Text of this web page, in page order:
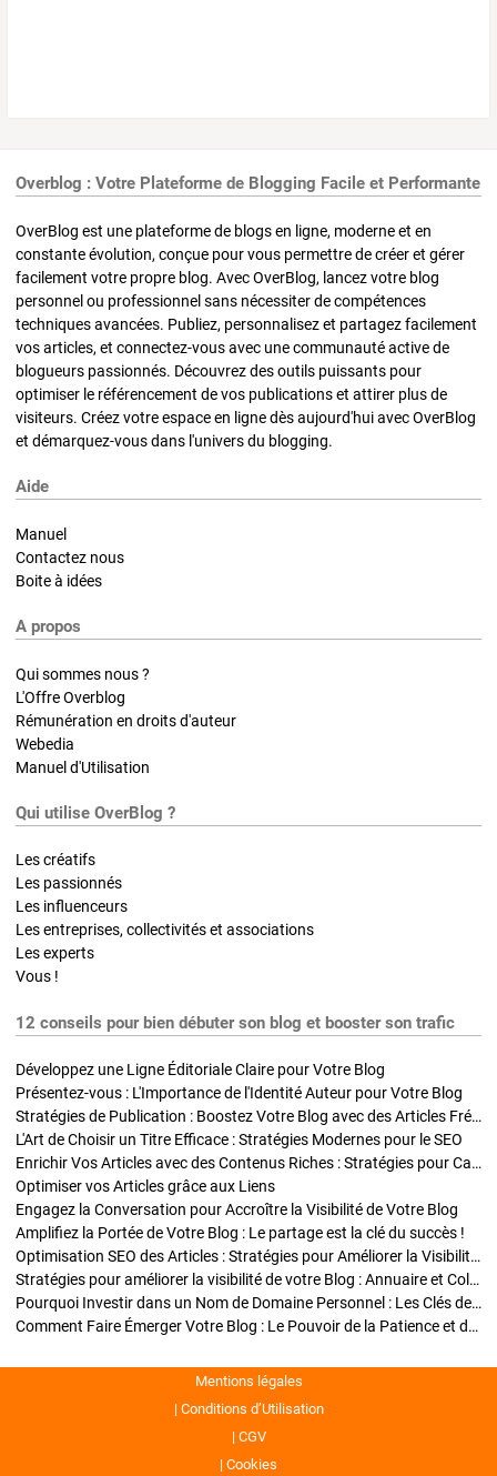
Overblog : Votre Plateforme de Blogging Facile et Performante
OverBlog est une plateforme de blogs en ligne, moderne et en
constante évolution, conçue pour vous permettre de créer et gérer
facilement votre propre blog. Avec OverBlog, lancez votre blog
personnel ou professionnel sans nécessiter de compétences
techniques avancées. Publiez, personnalisez et partagez facilement
vos articles, et connectez-vous avec une communauté active de
blogueurs passionnés. Découvrez des outils puissants pour
optimiser le référencement de vos publications et attirer plus de
visiteurs. Créez votre espace en ligne dès aujourd'hui avec OverBlog
et démarquez-vous dans l'univers du blogging.
Aide
Manuel
Contactez nous
Boite à idées
A propos
Qui sommes nous ?
L'Offre Overblog
Rémunération en droits d'auteur
Webedia
Manuel d'Utilisation
Qui utilise OverBlog ?
Les créatifs
Les passionnés
Les influenceurs
Les entreprises, collectivités et associations
Les experts
Vous !
12 conseils pour bien débuter son blog et booster son trafic
Développez une Ligne Éditoriale Claire pour Votre Blog
Présentez-vous : L'Importance de l'Identité Auteur pour Votre Blog
Stratégies de Publication : Boostez Votre Blog avec des Articles Fréquents et Exclusifs
L'Art de Choisir un Titre Efficace : Stratégies Modernes pour le SEO
Enrichir Vos Articles avec des Contenus Riches : Stratégies pour Captiver et Optimiser
Optimiser vos Articles grâce aux Liens
Engagez la Conversation pour Accroître la Visibilité de Votre Blog
Amplifiez la Portée de Votre Blog : Le partage est la clé du succès !
Optimisation SEO des Articles : Stratégies pour Améliorer la Visibilité de Votre Blog
Stratégies pour améliorer la visibilité de votre Blog : Annuaire et Collaborations
Pourquoi Investir dans un Nom de Domaine Personnel : Les Clés de la Réussite de Votre Blog
Comment Faire Émerger Votre Blog : Le Pouvoir de la Patience et de la Persévérance
Mentions légales
Conditions d’Utilisation
CGV
Cookies